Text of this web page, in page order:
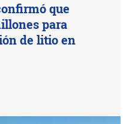
que
para
de litio en